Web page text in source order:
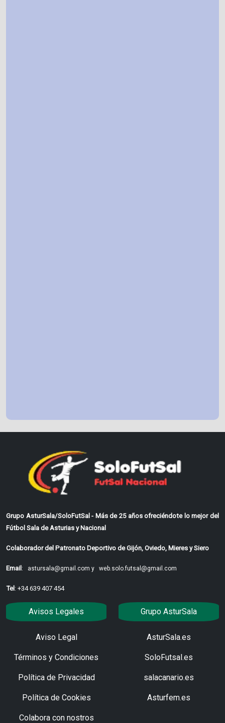
Grupo AsturSala/SoloFutSal - Más de 25 años ofreciéndote lo mejor del
Fútbol Sala de Asturias y Nacional
Colaborador del Patronato Deportivo de Gijón, Oviedo, Mieres y Siero
Email: astursala@gmail.com y web.solo.futsal@gmail.com
Tel: +34 639 407 454
Avisos Legales
Aviso Legal
Términos y Condiciones
Política de Privacidad
Política de Cookies
Colabora con nostros
Grupo AsturSala
AsturSala.es
SoloFutsal.es
salacanario.es
Asturfem.es